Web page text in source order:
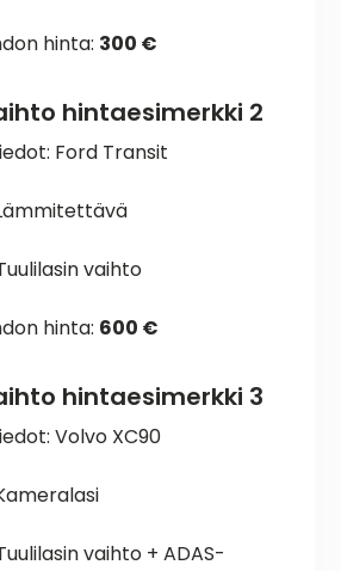
hinta: 300 €
hintaesimerkki 2
Ford Transit
vaihto
hinta: 600 €
hintaesimerkki 3
Volvo XC90
vaihto + ADAS-